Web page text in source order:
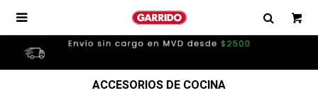

ACCESORIOS DE COCINA